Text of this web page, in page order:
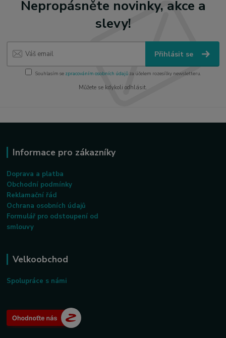
Nepropásněte novinky, akce a
slevy!
Přihlásit se
Souhlasím se zpracováním osobních údajůza účelem rozesílky newsletteru.
Můžete se kdykoli odhlásit.
Informace pro zákazníky
Doprava a platba
Obchodní podmínky
Reklamační řád
Ochrana osobních údajů
Formulář pro odstoupení od
smlouvy
Velkoobchod
Spolupráce s námi